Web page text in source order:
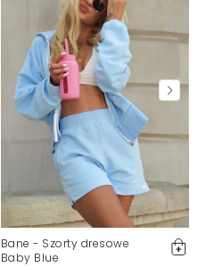
Bane - Szorty dresowe
Baby Blue